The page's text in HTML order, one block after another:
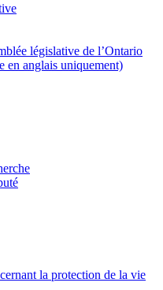
législative de l’Ontario
en anglais uniquement)
la protection de la vie